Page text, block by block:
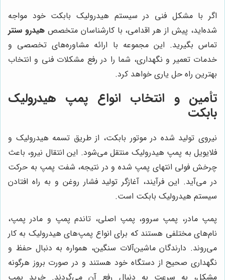
اگر با مشکل فنی در سیستم هیدرولیک بابکت خود مواجه
شده‌اید، پیش از هر اقدامی، با کارشناسان متخصصهیدرو سنتر
تماس بگیرید. این مجموعه با ارائه مشاوره‌های تخصصی و
خدمات تعمیر و نگهداری، شما را در رفع مشکلات فنی و انتخاب
بهترین راه حل یاری خواهد کرد.
تأمین و انتخاب انواع پمپ هیدرولیک
بابکت
نیروی تولید شده در موتور بابکت، از طریق تسمه هیدرولیک و
فلایویل به پمپ هیدرولیک منتقل می‌شود. این انتقال نیرو، باعث
چرخش فولی انتهای پمپ شده و در نتیجه، شفت پمپ به حرکت
در می‌آید. این فرآیند، آغازگر تولید فشار روغن و به راه افتادن
سیستم هیدرولیک بابکت است.
پمپ مادر، پمپ سروو، پمپ اصلی، تاندم پمپ و مادر پمپ،
نام‌های مختلفی هستند که برای انواع پمپ‌های هیدرولیک به کار
می‌روند. دارندگان ماشین‌آلات سنگین، همواره به دنبال حفظ و
نگهداری صحیح از دستگاه خود هستند و در صورت بروز هرگونه
مشکل، به سرعت به دنبال رفع آن می‌گردند. خرید پمپ